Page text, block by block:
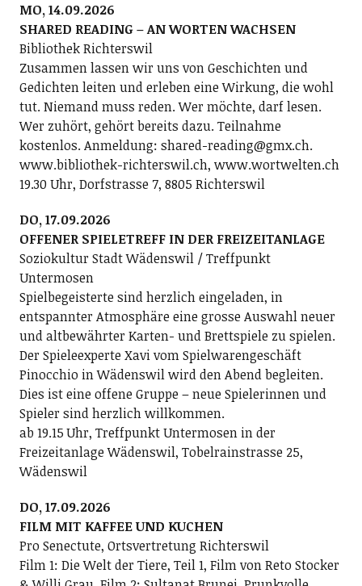
MO, 14.09.2026
SHARED READING – AN WORTEN WACHSEN
Bibliothek Richterswil
Zusammen lassen wir uns von Geschichten und
Gedichten leiten und erleben eine Wirkung, die wohl
tut. Niemand muss reden. Wer möchte, darf lesen.
Wer zuhört, gehört bereits dazu. Teilnahme
kostenlos. Anmeldung: shared-reading@gmx.ch.
www.bibliothek-richterswil.ch, www.wortwelten.ch
19.30 Uhr, Dorfstrasse 7, 8805 Richterswil
DO, 17.09.2026
OFFENER SPIELETREFF IN DER FREIZEITANLAGE
Soziokultur Stadt Wädenswil / Treffpunkt
Untermosen
Spielbegeisterte sind herzlich eingeladen, in
entspannter Atmosphäre eine grosse Auswahl neuer
und altbewährter Karten- und Brettspiele zu spielen.
Der Spieleexperte Xavi vom Spielwarengeschäft
Pinocchio in Wädenswil wird den Abend begleiten.
Dies ist eine offene Gruppe – neue Spielerinnen und
Spieler sind herzlich willkommen.
ab 19.15 Uhr, Treffpunkt Untermosen in der
Freizeitanlage Wädenswil, Tobelrainstrasse 25,
Wädenswil
DO, 17.09.2026
FILM MIT KAFFEE UND KUCHEN
Pro Senectute, Ortsvertretung Richterswil
Film 1: Die Welt der Tiere, Teil 1, Film von Reto Stocker